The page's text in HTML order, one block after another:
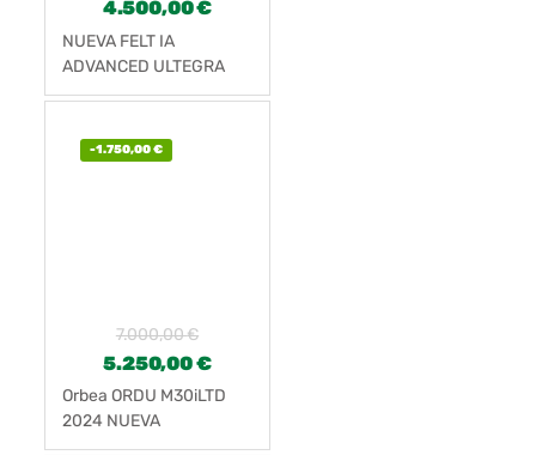
4.500,00€
NUEVA FELT IA
ADVANCED ULTEGRA
Di2
-1.750,00€
7.000,00€
5.250,00€
Orbea ORDU M30iLTD
2024 NUEVA